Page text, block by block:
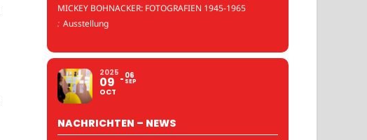
MICKEY BOHNACKER: FOTOGRAFIEN 1945-1965
: Ausstellung
2025
09
OCT
06
SEP
NACHRICHTEN – NEWS